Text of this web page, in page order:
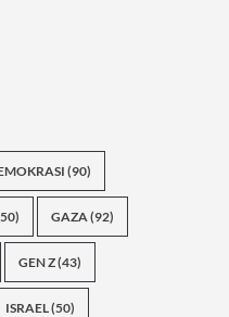
(90)
GAZA(92)
GEN Z(43)
ISRAEL(50)